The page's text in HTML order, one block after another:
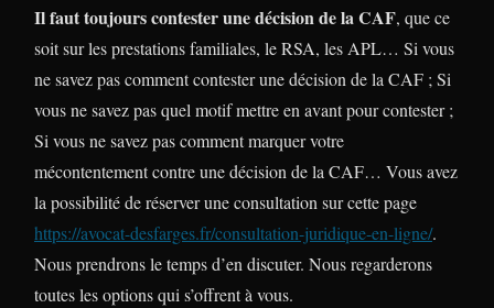
Il faut toujours contester une décision de la CAF, que ce
soit sur les prestations familiales, le RSA, les APL… Si vous
ne savez pas comment contester une décision de la CAF ; Si
vous ne savez pas quel motif mettre en avant pour contester ;
Si vous ne savez pas comment marquer votre
mécontentement contre une décision de la CAF… Vous avez
la possibilité de réserver une consultation sur cette page
https://avocat-desfarges.fr/consultation-juridique-en-ligne/.
Nous prendrons le temps d’en discuter. Nous regarderons
toutes les options qui s’offrent à vous.